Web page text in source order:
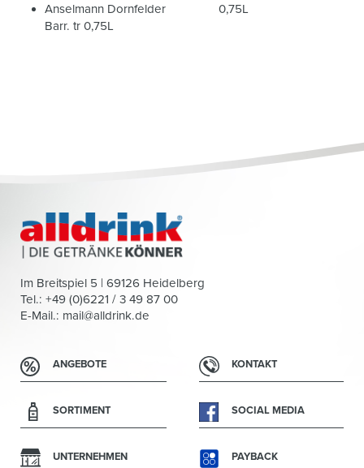
Anselmann Dornfelder
Barr. tr 0,75L
0,75L
Im Breitspiel 5 | 69126 Heidelberg
Tel.: +49 (0)6221 / 3 49 87 00
E-Mail.: mail@alldrink.de
ANGEBOTE
SORTIMENT
UNTERNEHMEN
KONTAKT
SOCIAL MEDIA
PAYBACK